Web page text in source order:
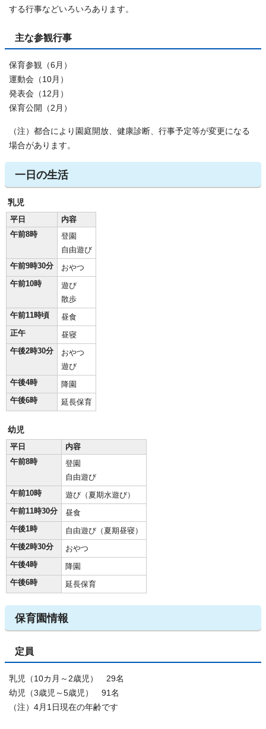
する行事などいろいろあります。
主な参観行事
保育参観（6月）
運動会（10月）
発表会（12月）
保育公開（2月）
（注）都合により園庭開放、健康診断、行事予定等が変更になる
場合があります。
一日の生活
乳児
平日
内容
午前8時
登園
自由遊び
午前9時30分
おやつ
午前10時
遊び
散歩
午前11時頃
昼食
正午
昼寝
午後2時30分
おやつ
遊び
午後4時
降園
午後6時
延長保育
幼児
平日
内容
午前8時
登園
自由遊び
午前10時
遊び（夏期水遊び）
午前11時30分
昼食
午後1時
自由遊び（夏期昼寝）
午後2時30分
おやつ
午後4時
降園
午後6時
延長保育
保育園情報
定員
乳児（10カ月～2歳児） 29名
幼児（3歳児～5歳児） 91名
（注）4月1日現在の年齢です